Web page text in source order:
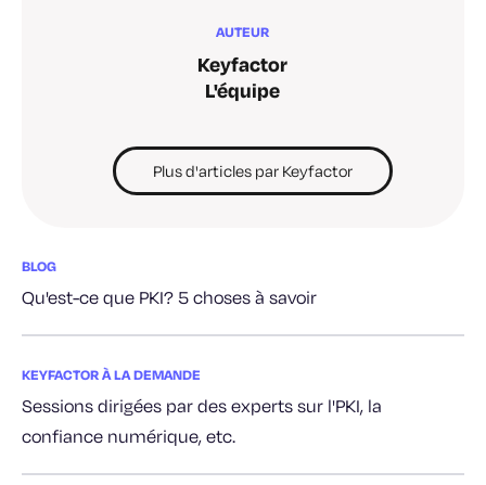
AUTEUR
Keyfactor
L'équipe
Plus d'articles par Keyfactor
BLOG
Qu'est-ce que PKI? 5 choses à savoir
KEYFACTOR À LA DEMANDE
Sessions dirigées par des experts sur l'PKI, la
confiance numérique, etc.